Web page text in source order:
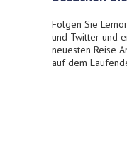
Folgen Sie
und Twitter und
neuesten Reise
auf dem